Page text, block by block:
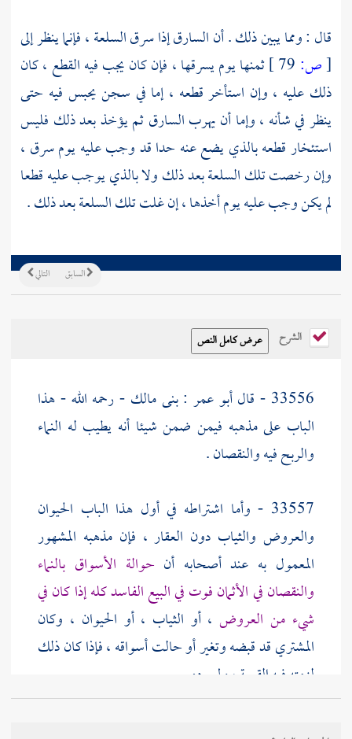
قال : ومما يبين ذلك . أن السارق إذا سرق السلعة ، فإنما ينظر إلى
[ص:
ثمنها يوم يسرقها ، فإن كان يجب فيه القطع ، كان
ذلك عليه ، وإن استأخر قطعه ، إما في سجن يحبس فيه حتى
ينظر في شأنه ، وإما أن يهرب السارق ثم يؤخذ بعد ذلك فليس
استئخار قطعه بالذي يضع عنه حدا قد وجب عليه يوم سرق ،
وإن رخصت تلك السلعة بعد ذلك ولا بالذي يوجب عليه قطعا
لم يكن وجب عليه يوم أخذها ، إن غلت تلك السلعة بعد ذلك .
التالي السابق
الشرح
33556 - قال أبو عمر : بنىمالك - رحمه الله - هذا
الباب على مذهبه فيمن ضمن شيئا أنه يطيب له النماء
والربح فيه والنقصان .
33557 - وأما اشتراطه في أول هذا الباب الحيوان
والعروض والثياب دون العقار ، فإن مذهبه المشهور
المعمول به عند أصحابه أن حوالة الأسواق بالنماء
والنقصان في الأثمان فوت في البيع الفاسد كله إذا كان في
شيء من العروض ، أو الثياب ، أو الحيوان ، وكان
المشتري قد قبضه وتغير أو حالت أسواقه ، فإذا كان ذلك
لزمته فيه القيمة ، ولم يرده .